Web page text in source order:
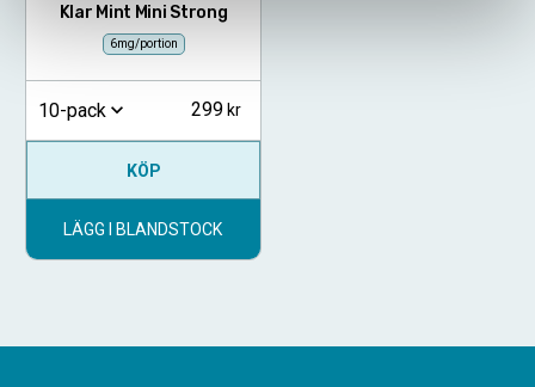
Klar Mint Mini Strong
6mg/portion
10-pack 299
KÖP
LÄGG I BLANDSTOCK